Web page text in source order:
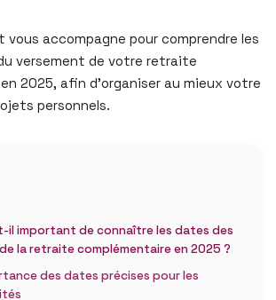
vous accompagne pour comprendre les
versement de votre retraite
2025, afin d’organiser au mieux votre
personnels.
il important de connaître les dates des
la retraite complémentaire en 2025 ?
des dates précises pour les